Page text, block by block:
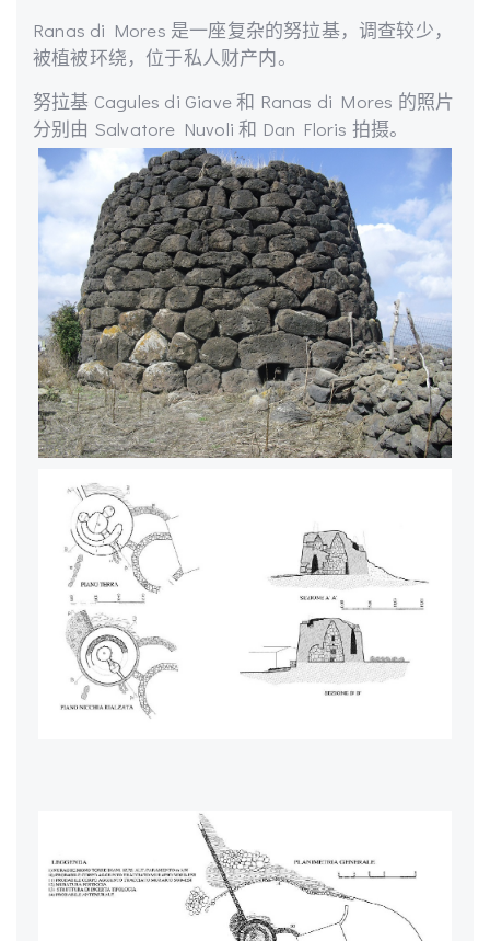
Ranas di Mores 是一座复杂的努拉基，调查较少，
被植被环绕，位于私人财产内。
努拉基 Cagules di Giave 和 Ranas di Mores 的照片
分别由 Salvatore Nuvoli 和 Dan Floris 拍摄。